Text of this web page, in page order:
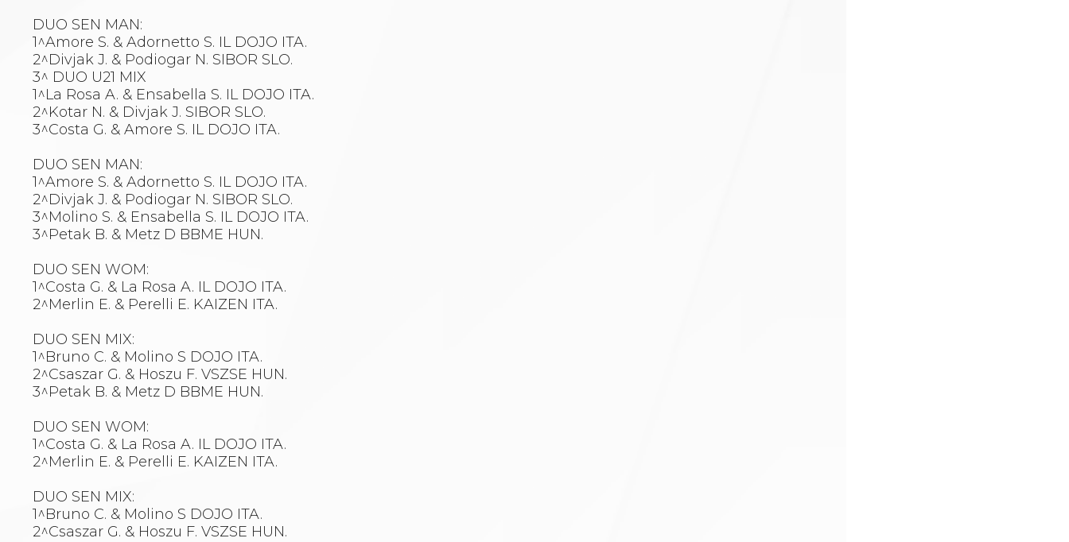
Corso Direttore di Gara
Abilitazioni
Sportello Fiscale
Modulistica
FAQ
Quesiti fiscali
DUO SEN MAN:
1^Amore S. & Adornetto S. IL DOJO ITA.
2^Divjak J. & Podiogar N. SIBOR SLO.
3^ DUO U21 MIX
1^La Rosa A. & Ensabella S. IL DOJO ITA.
2^Kotar N. & Divjak J. SIBOR SLO.
3^Costa G. & Amore S. IL DOJO ITA.
DUO SEN MAN:
1^Amore S. & Adornetto S. IL DOJO ITA.
2^Divjak J. & Podiogar N. SIBOR SLO.
3^Molino S. & Ensabella S. IL DOJO ITA.
3^Petak B. & Metz D BBME HUN.
DUO SEN WOM:
1^Costa G. & La Rosa A. IL DOJO ITA.
2^Merlin E. & Perelli E. KAIZEN ITA.
DUO SEN MIX:
1^Bruno C. & Molino S DOJO ITA.
2^Csaszar G. & Hoszu F. VSZSE HUN.
3^Petak B. & Metz D BBME HUN.
DUO SEN WOM:
1^Costa G. & La Rosa A. IL DOJO ITA.
2^Merlin E. & Perelli E. KAIZEN ITA.
DUO SEN MIX:
1^Bruno C. & Molino S DOJO ITA.
2^Csaszar G. & Hoszu F. VSZSE HUN.